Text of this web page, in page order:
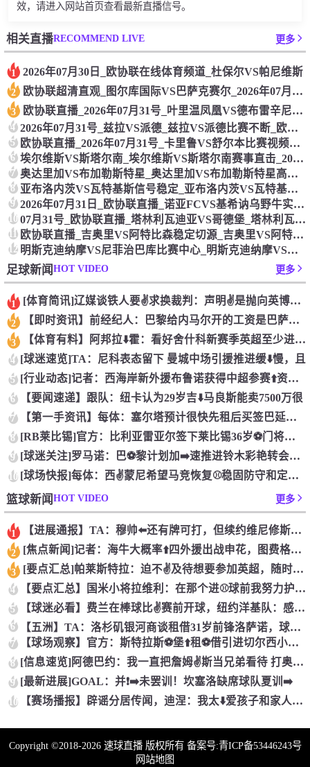
效，请进入网站首页查看最新直播信号。
相关直播RECOMMEND LIVE 更多
1 2026年07月30日_欧协联在线体育频道_杜保尔VS帕尼维斯
2 欧协联超清直观_图尔库国际VS巴萨克赛尔_2026年07月31号
3 欧协联直播_2026年07月31号_叶里温凤凰VS德布雷辛尼全场直播_叶里温凤凰VS德布雷辛尼
4 2026年07月31号_兹拉VS派德_兹拉VS派德比赛不断_欧协联直播
5 欧协联直播_2026年07月31号_卡里鲁VS舒尔本比赛视频源_卡里鲁VS舒尔本
6 埃尔维斯VS斯塔尔南_埃尔维斯VS斯塔尔南赛事直击_2026年07月31号_欧协联直播
7 奥达里加VS布加勒斯特星_奥达里加VS布加勒斯特星高帧画质_欧协联直播_07月31日00:00分
8 亚布洛内茨VS瓦特基斯信号稳定_亚布洛内茨VS瓦特基斯_07月31号_欧协联直播
9 2026年07月31日_欧协联直播_诺亚FCVS基希讷乌野牛实时赛事画面_诺亚FCVS基希讷乌野牛
10 07月31号_欧协联直播_塔林利瓦迪亚VS哥德堡_塔林利瓦迪亚VS哥德堡实时呈现
11 欧协联直播_吉奥里VS阿特比森稳定切源_吉奥里VS阿特比森_2026年07月31日01:00分
12 明斯克迪纳摩VS尼菲治巴库比赛中心_明斯克迪纳摩VS尼菲治巴库_欧协联直播_2026年07月31号
足球新闻HOT VIDEO 更多
1 [体育简讯]辽媒谈铁人要✌️求换裁判：声明✌️是抛向英博的“
2 【即时资讯】前经纪人：巴黎给内马尔开的工资是巴萨⚾的2倍，说
3 【体育有料】阿邦拉⬇️霍：看好舍什科新赛季英超至少进15球，
4 [球迷速览]TA：尼科表态留下 曼城中场引援推进缓⬇️慢，且
5 [行业动态]记者：西海岸新外援布鲁诺获得中超参赛⬆️资格，本
6 【要闻速递】跟队：纽卡认为29岁吉⬇️马良斯能卖7500万很
7 【第一手资讯】每体：塞尔塔预计很快先租后买签巴延德尔，⚾正在
8 [RB莱比锡]官方：比利亚雷亚尔签下莱比锡36岁⚽门将古拉⬅
9 [球迷关注]罗马诺：巴⚽黎计划加➡️速推进铃木彩艳转会，目前
10 [球场快报]每体：西✌️蒙尼希望马竞恢复⚾稳固防守和定位❕球
篮球新闻HOT VIDEO 更多
1 【进展通报】TA：穆帅⬅️还有牌可打，但续约维尼修斯似乎错失
2 [焦点新闻]记者：海牛大概率⬆️四外援出战申花，图费格季奇⚾
3 [要点汇总]帕莱斯特拉：迫不✌️及待想要参加英超，随时为意大
4 【要点汇总】国米小将拉维利：在那个进⚾球前我努力护⭐❕住球，
5 【球迷必看】费兰在棒球比✌️赛前开球，纽约洋基队：感谢世⚾界
6 【五洲】TA：洛杉矶银河商谈租借31岁前锋洛萨诺，球员薪资美
7 【球场观察】官方：斯特拉斯⚽堡⬆️租⚽借引进切尔西小将安特维
8 [信息速览]阿德巴约：我一直把詹姆✌️斯当兄弟看待 打奥运会
9 [最新进展]GOAL：并❗➡️未罢训！坎塞洛缺席球队夏训➡️
10 【赛场播报】辟谣分居传闻，迪涅：我太⬇️爱孩子和家人，❗而且
Copyright ©2018-2026 速球直播 版权所有 备案号:青ICP备53446243号
网站地图